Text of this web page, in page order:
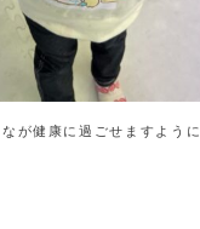
が健康に過ごせますように